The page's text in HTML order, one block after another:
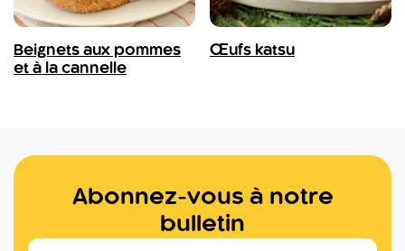
Beignets aux pommes
et à la cannelle
Œufs katsu
Abonnez-vous à notre
bulletin